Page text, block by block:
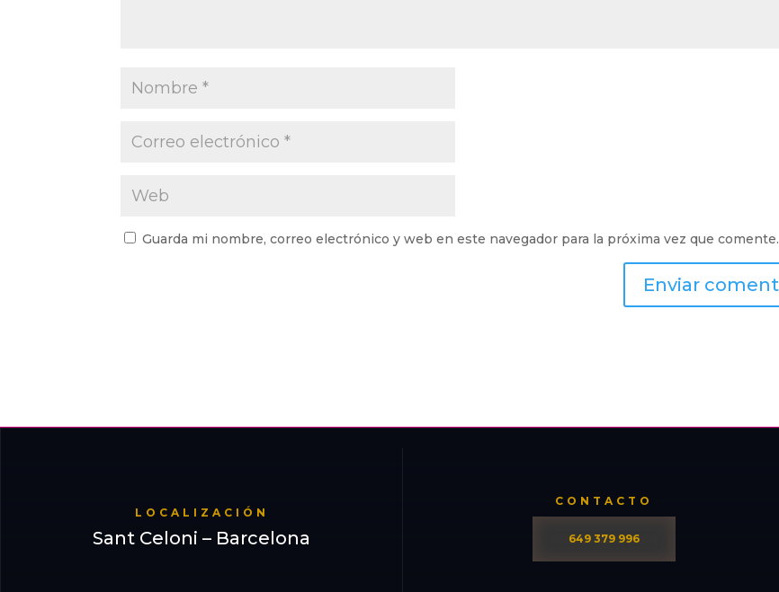
Guarda mi nombre, correo electrónico y web en este navegador para la próxima vez que comente.
LOCALIZACIÓN
Sant Celoni – Barcelona
CONTACTO
649 379 996